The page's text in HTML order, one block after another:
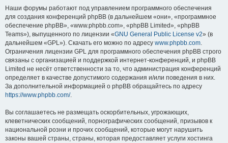
Наши форумы работают под управлением программного обеспечения
для создания конференций phpBB (в дальнейшем «они», «программное
обеспечение phpBB», «www.phpbb.com», «phpBB Limited», «phpBB
Teams»), выпущенного по лицензии «GNU General Public License v2» (в
дальнейшем «GPL»). Скачать его можно по адресу www.phpbb.com.
Ограничения лицензии GPL для программного обеспечения phpBB строго
связаны с организацией и поддержкой интернет-конференций, и phpBB
Limited не несёт ответственности за то, что администрация конференций
определяет в качестве допустимого содержания и/или поведения в них.
За дополнительной информацией о phpBB обращайтесь по адресу
https://www.phpbb.com/.
Вы соглашаетесь не размещать оскорбительных, угрожающих,
клеветнических сообщений, порнографических сообщений, призывов к
национальной розни и прочих сообщений, которые могут нарушить
законы вашей страны, страны, которая предоставляет услуги хостинга